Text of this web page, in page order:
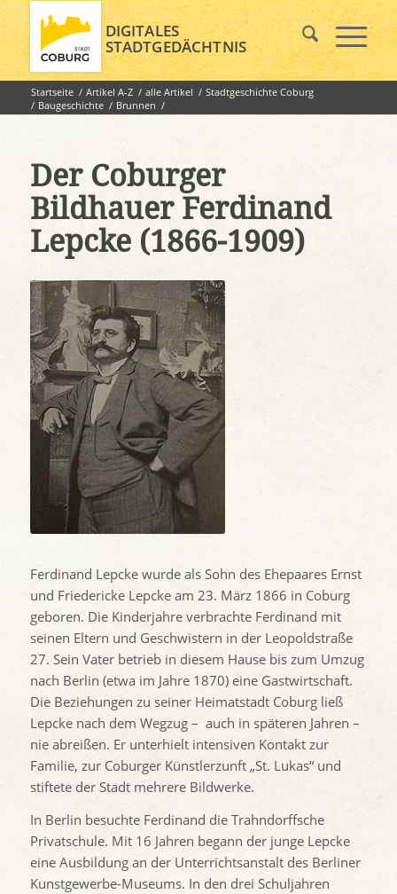
DIGITALES
STADTGEDÄCHTNIS
Startseite / Artikel A-Z / alle Artikel / Stadtgeschichte Coburg
/ Baugeschichte / Brunnen /
Der Coburger Bildhauer Ferdinand Lepcke (1866-1909)
Der Coburger
Bildhauer Ferdinand
Lepcke (1866-1909)
Ferdinand Lepcke wurde als Sohn des Ehepaares Ernst
und Friedericke Lepcke am 23. März 1866 in Coburg
geboren. Die Kinderjahre verbrachte Ferdinand mit
seinen Eltern und Geschwistern in der Leopoldstraße
27. Sein Vater betrieb in diesem Hause bis zum Umzug
nach Berlin (etwa im Jahre 1870) eine Gastwirtschaft.
Die Beziehungen zu seiner Heimatstadt Coburg ließ
Lepcke nach dem Wegzug – auch in späteren Jahren –
nie abreißen. Er unterhielt intensiven Kontakt zur
Familie, zur Coburger Künstlerzunft „St. Lukas“ und
stiftete der Stadt mehrere Bildwerke.
In Berlin besuchte Ferdinand die Trahndorffsche
Privatschule. Mit 16 Jahren begann der junge Lepcke
eine Ausbildung an der Unterrichtsanstalt des Berliner
Kunstgewerbe-Museums. In den drei Schuljahren